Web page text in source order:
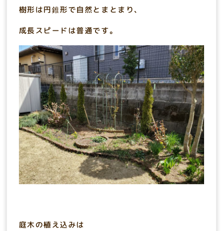
樹形は円錐形で自然とまとまり、
成長スピードは普通です。
庭木の植え込みは